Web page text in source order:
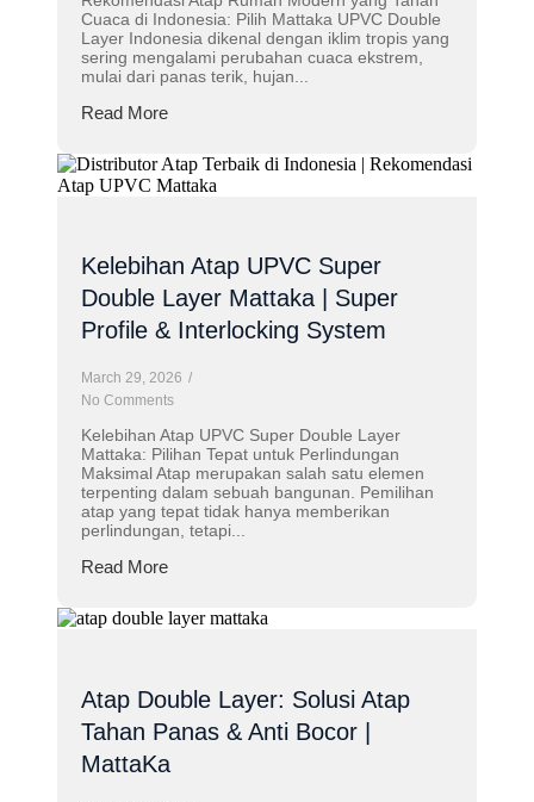
Cuaca di Indonesia: Pilih Mattaka UPVC Double
Layer Indonesia dikenal dengan iklim tropis yang
sering mengalami perubahan cuaca ekstrem,
mulai dari panas terik, hujan...
Read More
Kelebihan Atap UPVC Super
Double Layer Mattaka | Super
Profile & Interlocking System
March 29, 2026 /
No Comments
Kelebihan Atap UPVC Super Double Layer
Mattaka: Pilihan Tepat untuk Perlindungan
Maksimal Atap merupakan salah satu elemen
terpenting dalam sebuah bangunan. Pemilihan
atap yang tepat tidak hanya memberikan
perlindungan, tetapi...
Read More
Atap Double Layer: Solusi Atap
Tahan Panas & Anti Bocor |
MattaKa